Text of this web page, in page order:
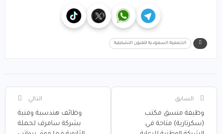
الجمعية السعودية للفنون التشكيلية
السابق
وظيفة منسق مكتب
(سكرتارية) متاحة في
التالي
وظائف هندسية وفنية
بشركة سامرف لحملة